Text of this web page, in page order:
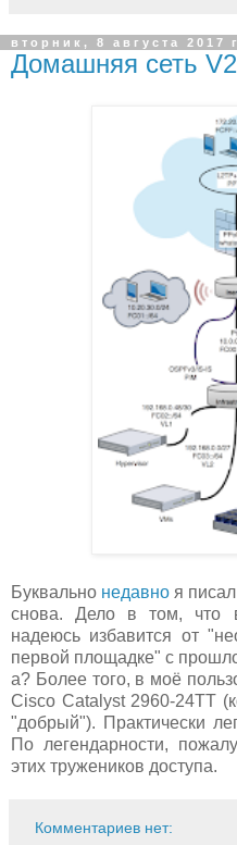
вторник, 8 августа 2017
Домашняя сеть V2
Буквально недавно я
снова. Дело в том, что
надеюсь избавится от
первой площадке" с
а? Более того, в моё
Cisco Catalyst 2960-24TT
"добрый"). Практически
По легендарности,
этих тружеников доступа.
Комментариев нет: